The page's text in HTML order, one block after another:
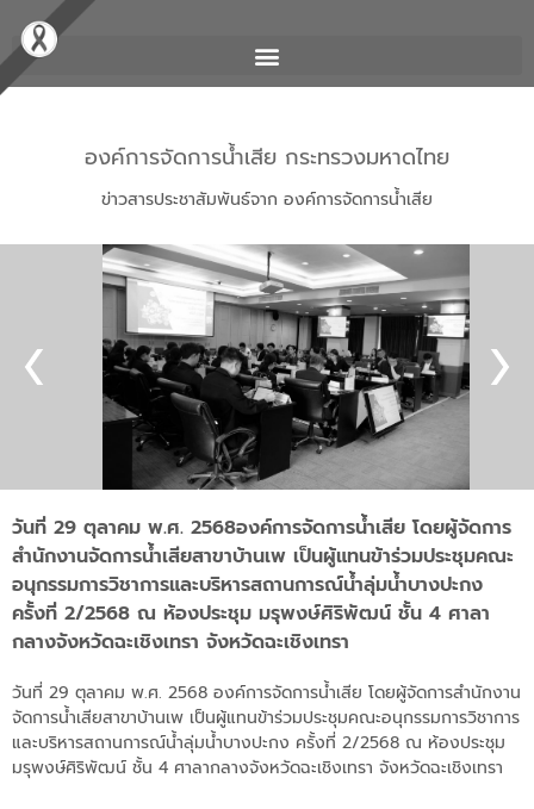
องค์การจัดการน้ำเสีย กระทรวงมหาดไทย
ข่าวสารประชาสัมพันธ์จาก องค์การจัดการน้ำเสีย
วันที่ 29 ตุลาคม พ.ศ. 2568องค์การจัดการน้ำเสีย โดยผู้จัดการ
สำนักงานจัดการน้ำเสียสาขาบ้านเพ เป็นผู้แทนข้าร่วมประชุมคณะ
อนุกรรมการวิชาการและบริหารสถานการณ์น้ำลุ่มน้ำบางปะกง
ครั้งที่ 2/2568 ณ ห้องประชุม มรุพงษ์ศิริพัฒน์ ชั้น 4 ศาลา
กลางจังหวัดฉะเชิงเทรา จังหวัดฉะเชิงเทรา
วันที่ 29 ตุลาคม พ.ศ. 2568 องค์การจัดการน้ำเสีย โดยผู้จัดการสำนักงาน
จัดการน้ำเสียสาขาบ้านเพ เป็นผู้แทนข้าร่วมประชุมคณะอนุกรรมการวิชาการ
และบริหารสถานการณ์น้ำลุ่มน้ำบางปะกง ครั้งที่ 2/2568 ณ ห้องประชุม
มรุพงษ์ศิริพัฒน์ ชั้น 4 ศาลากลางจังหวัดฉะเชิงเทรา จังหวัดฉะเชิงเทรา